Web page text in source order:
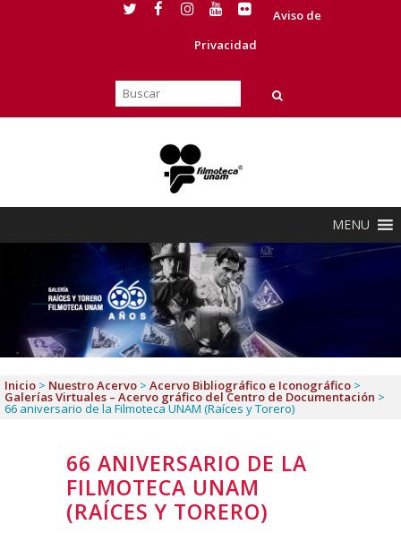
Aviso de
Privacidad
MENU
Inicio > Nuestro Acervo > Acervo Bibliográfico e Iconográfico >
Galerías Virtuales – Acervo gráfico del Centro de Documentación >
66 aniversario de la Filmoteca UNAM (Raíces y Torero)
66 ANIVERSARIO DE LA
FILMOTECA UNAM
(RAÍCES Y TORERO)